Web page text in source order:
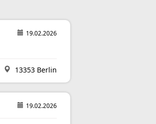
19.02.2026
13353 Berlin
19.02.2026